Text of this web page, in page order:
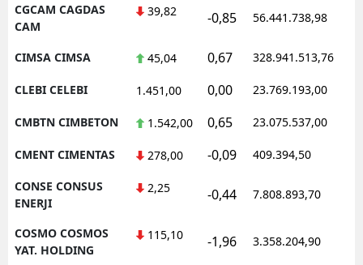
CGCAM CAGDAS
CAM
39,82 -0,85 56.441.738,98
CIMSA CIMSA 45,04 0,67 328.941.513,76
CLEBI CELEBI 1.451,00 0,00 23.769.193,00
CMBTN CIMBETON 1.542,00 0,65 23.075.537,00
CMENT CIMENTAS 278,00 -0,09 409.394,50
CONSE CONSUS
ENERJI
2,25 -0,44 7.808.893,70
COSMO COSMOS
YAT. HOLDING
115,10 -1,96 3.358.204,90